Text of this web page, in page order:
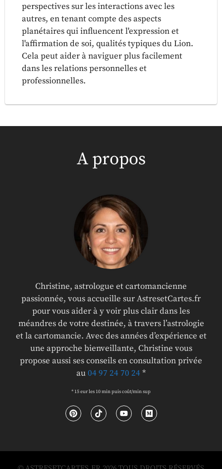
perspectives sur les interactions avec les
autres, en tenant compte des aspects
planétaires qui influencent l'expression et
l'affirmation de soi, qualités typiques du Lion.
Cela peut aider à naviguer plus facilement
dans les relations personnelles et
professionnelles.
A propos
Christine, astrologue et cartomancienne
passionnée, vous accueille sur AstresetCartes.fr
pour vous aider à y voir plus clair dans les
méandres de votre destinée, à travers l’astrologie
et la cartomancie. Avec des années d’expérience et
une approche bienveillante, Christine vous
propose aussi ses conseils en consultation privée
au04 97 24 70 24*
* 15 eur les 10 min puis coût/min sup